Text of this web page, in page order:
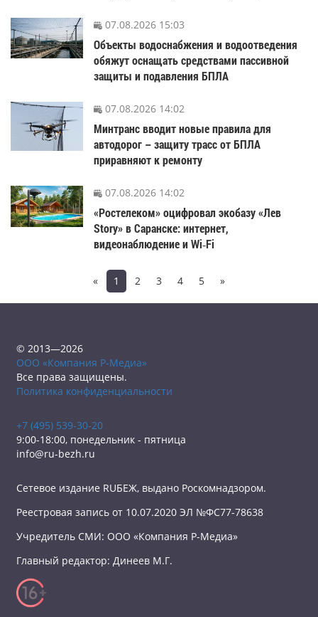
07.08.2026 15:03
Объекты водоснабжения и водоотведения
обяжут оснащать средствами пассивной
защиты и подавления БПЛА
07.08.2026 14:02
Минтранс вводит новые правила для
автодорог – защиту трасс от БПЛА
приравняют к ремонту
07.08.2026 14:02
«Ростелеком» оцифровал экобазу «Лев
Story» в Саранске: интернет,
видеонаблюдение и Wi‑Fi
« 1 2 3 4 5 »
© 2013—2026
ООО «Компания Р-Медиа»
Все права защищены.
Политика конфиденциальности
+7 (495) 539-30-20
9:00-18:00, понедельник - пятница
info@ru-bezh.ru
Сетевое издание RUБЕЖ, выдано Роскомнадзором.
Реестровая запись от 10.07.2020 ЭЛ №ФС77-78638
Учредитель СМИ: ООО «Компания Р-Медиа»
Главный редактор: Динеев М.Г.